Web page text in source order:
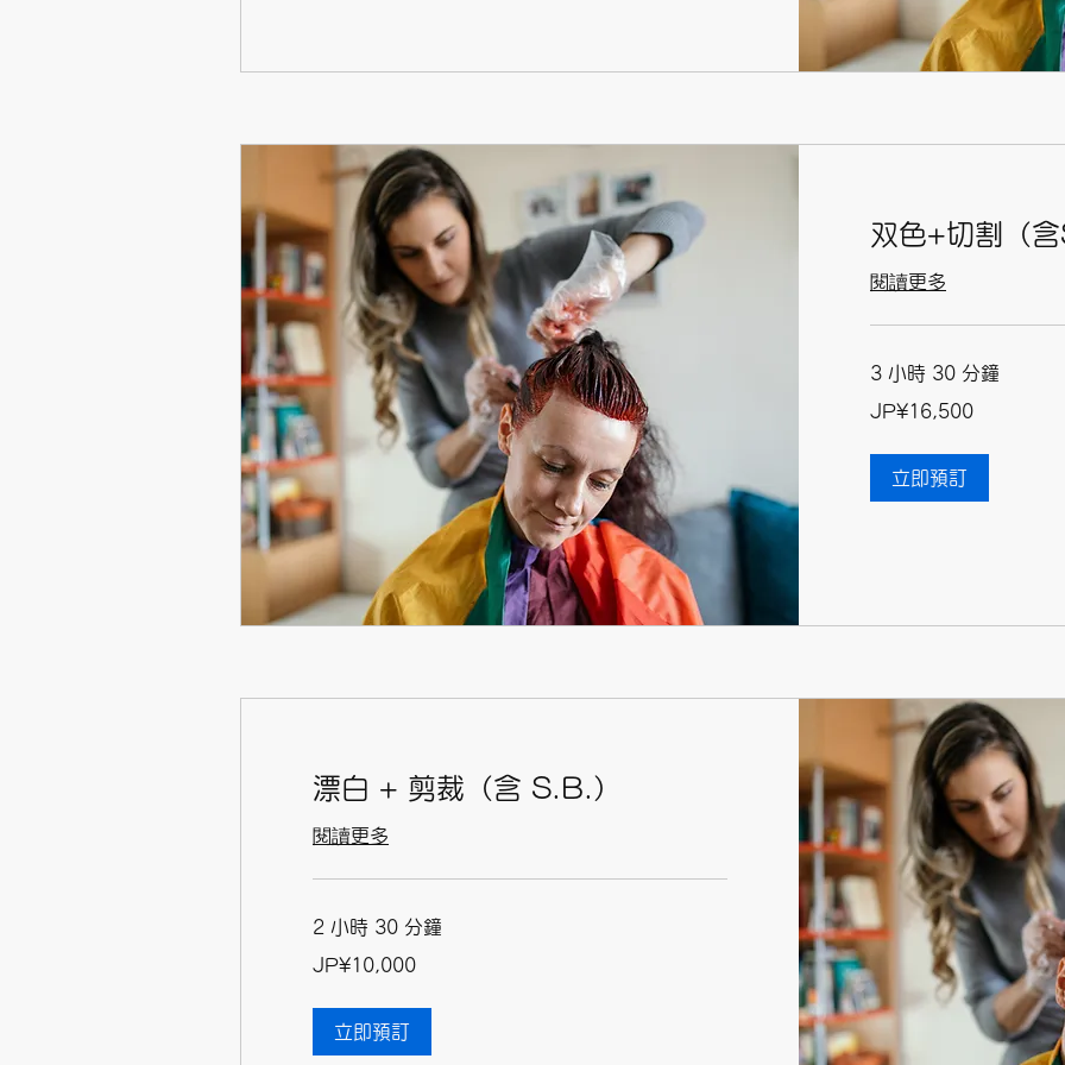
双色+切割（
閱讀更多
3 小時 30 分鐘
日
JP¥16,500
立即預訂
漂白 + 剪裁（含 S.B.）
閱讀更多
2 小時 30 分鐘
日
JP¥10,000
立即預訂